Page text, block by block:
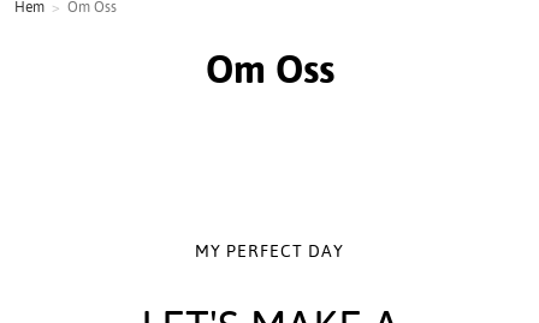
Hem > Om Oss
Om Oss
MY PERFECT DAY